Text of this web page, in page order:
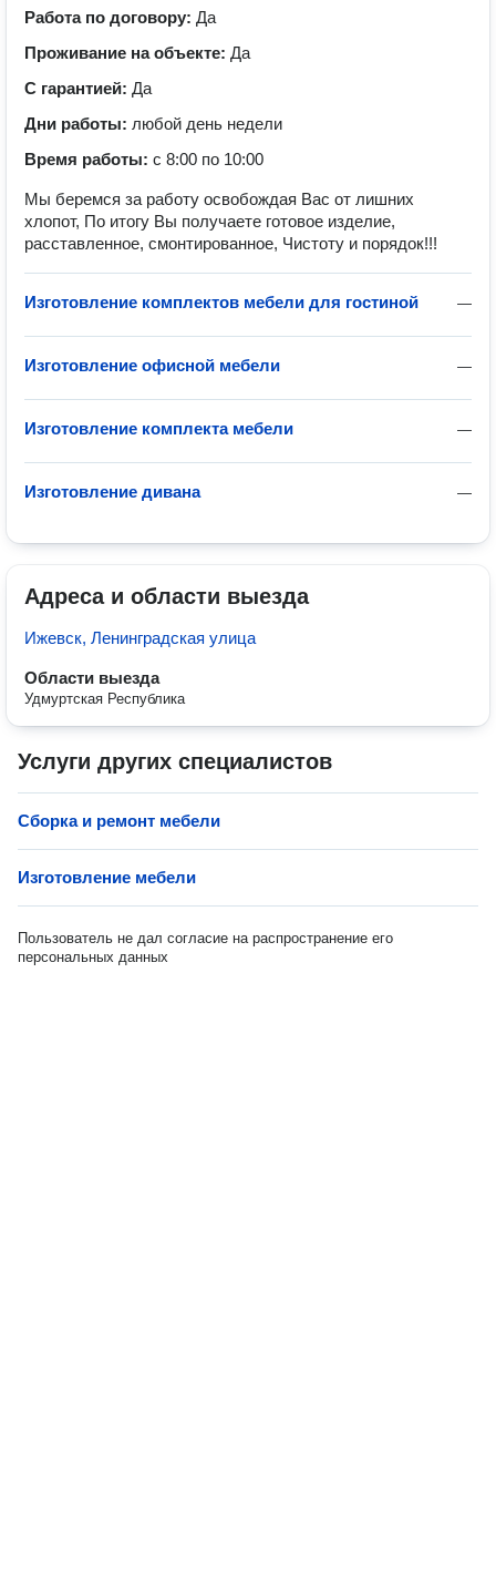
Работа по договору: Да
Проживание на объекте: Да
С гарантией: Да
Дни работы: любой день недели
Время работы: с 8:00 по 10:00
Мы беремся за работу освобождая Вас от лишних
хлопот, По итогу Вы получаете готовое изделие,
расставленное, смонтированное, Чистоту и порядок!!!
—
Изготовление комплектов мебели для гостиной
—
Изготовление офисной мебели
—
Изготовление комплекта мебели
—
Изготовление дивана
Адреса и области выезда
Ижевск, Ленинградская улица
Области выезда
Удмуртская Республика
Услуги других специалистов
Сборка и ремонт мебели
Изготовление мебели
Пользователь не дал согласие на распространение его
персональных данных